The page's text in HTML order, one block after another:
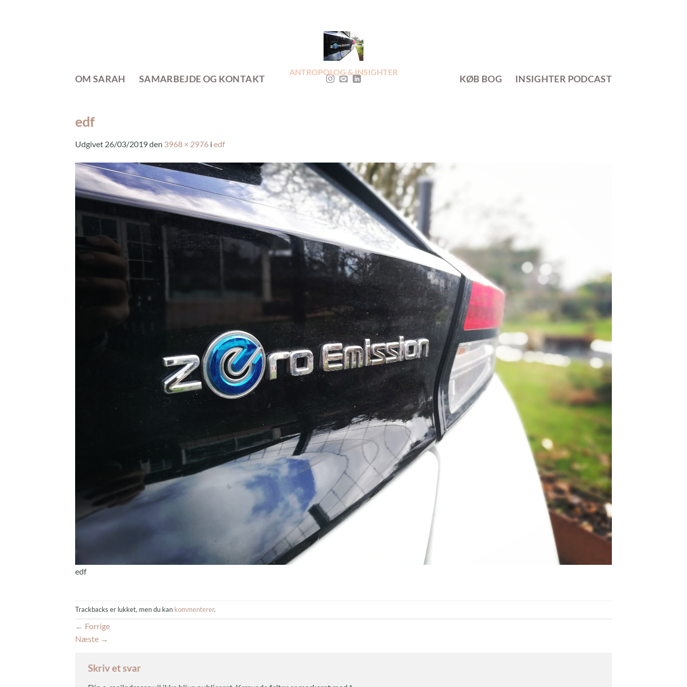
ANTROPOLOG & INSIGHTER
OM SARAH SAMARBEJDE OG KONTAKT KØB BOG INSIGHTER PODCAST
edf
Udgivet 26/03/2019den 3968 × 2976 i edf
edf
Trackbacks er lukket, men du kan kommenterer.
← Forrige
Næste →
Skriv et svar